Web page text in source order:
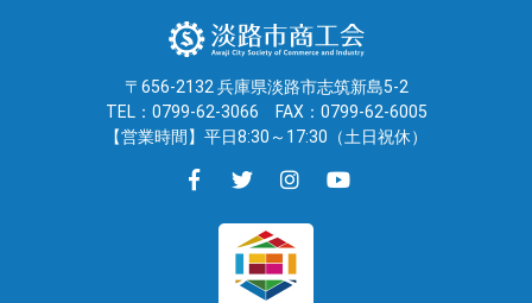
〒656-2132 兵庫県淡路市志筑新島5-2
TEL：0799-62-3066
FAX：0799-62-6005
【営業時間】平日8:30～17:30（土日祝休）